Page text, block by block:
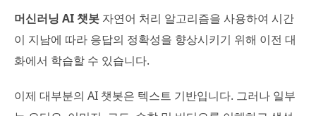
머신러닝 AI 챗봇 자연어 처리 알고리즘을 사용하여 시간
이 지남에 따라 응답의 정확성을 향상시키기 위해 이전 대
화에서 학습할 수 있습니다.
이제 대부분의 AI 챗봇은 텍스트 기반입니다. 그러나 일부